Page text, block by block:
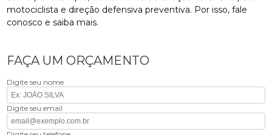
motociclista e direção defensiva preventiva. Por isso, fale
conosco e saiba mais.
FAÇA UM ORÇAMENTO
Digite seu nome
Digite seu email